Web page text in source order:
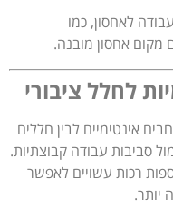
לאחסון, כמו
מקום אחסון מובנה.
אינטימיים לבין חללים
סביבות עבודה קבוצתיות.
רכות עשויים לאפשר
יותר.